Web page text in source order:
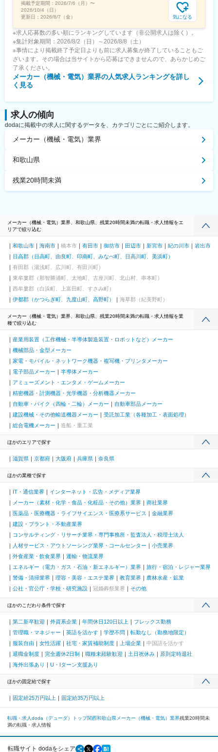
掲載予定期間： 2026/7/6（月） 〜
2026/10/4（日）
更新日： 2026/8/7（金） 気になる
※求人応募数の多い順にランキングしています（非公開求人は除く）。
※集計対象期間：2026/8/2（日）～2026/8/8（土）
※事情により掲載終了予定日よりも前に求人募集が終了していることもご
ざいます。その場合は当サイトから応募はできませんので、あらかじめご
了承ください。
メーカー（機械・電気）業界の人気求人ランキングを詳し
く見る
求人の傾向
dodaに掲載中の求人に関するデータを、カテゴリごとにご紹介します。
メーカー（機械・電気）業界
和歌山県
残業20時間未満
メーカー（機械・電気）業界、和歌山県、残業20時間未満の転職・求人情報をエ
リアで絞り込む
和歌山市 海南市 橋本市 有田市 御坊市 田辺市 新宮市 紀の川市
岩出市
日高郡（日高町、由良町、印南町、みなべ町、日高川町、美浜町）
有田郡（湯浅町、広川町、有田川町）
東牟婁郡（那智勝浦町、太地町、古座川町、北山村、串本町）
西牟婁郡（白浜町、上富田町、すさみ町）
伊都郡（かつらぎ町、九度山町、高野町）
海草郡（紀美野町）
メーカー（機械・電気）業界、和歌山県、残業20時間未満の転職・求人情報を業
種で絞り込む
産業用装置（工作機械・半導体製造装置・ロボットなど）メーカー
機械部品・金型メーカー
家電・モバイル・ネットワーク機器・複写機・プリンタメーカー
電子部品メーカー
半導体メーカー
アミューズメント・エンタメ・ゲームメーカー
精密機器・計測機器・光学機器・分析機器メーカー
自動車・バイク（四輪・二輪）メーカー
自動車部品メーカー
建設機械・その他輸送機器メーカー
受託加工業（各種加工・表面処理）
総合電機メーカー
造船・重工業
ほかのエリアで探す
滋賀県 京都府 大阪府 兵庫県 奈良県
ほかの業種で探す
IT・通信業界
インターネット・広告・メディア業界
メーカー（素材・化学・食品・化粧品・その他）業界
商社業界
医薬品・医療機器・ライフサイエンス・医療系サービス
金融業界
建設・プラント・不動産業界
コンサルティング・リサーチ業界・専門事務所・監査法人・税理士法人
人材サービス・アウトソーシング業界・コールセンター
小売業界
外食産業・飲食業界
運輸・物流業界
エネルギー（電力・ガス・石油・新エネルギー）業界
旅行・宿泊・レジャー業界
警備・清掃業界
理容・美容・エステ業界 教育業界
農林水産・鉱業
公社・官公庁・学校・研究施設
冠婚葬祭業界 その他
ほかのこだわり条件で探す
第二新卒歓迎 外資系企業 年間休日120日以上
フレックス勤務
管理職・マネジャー
英語を活かす 学歴不問
転勤なし（勤務地限定）
服装自由
女性活躍 社宅・家賃補助制度 上場企業
中国語を活かす
退職金制度
完全週休2日制 職種未経験歓迎 土日祝休み
原則定時退社
海外出張あり
U・Iターン支援あり
ほかの固定給で探す
固定給25万円以上 固定給35万円以上
転職・求人doda（デューダ）トップ関西和歌山県 メーカー（機械・電気）業界残業20時間未
満の転職・求人情報
転職サイト dodaをシェア